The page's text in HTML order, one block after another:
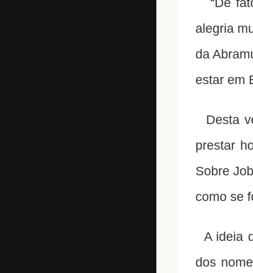
alegria
da
estar em
Desta
prestar
Sobre
como se
A ideia
dos